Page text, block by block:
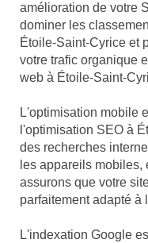
amélioration de votre
dominer les
Étoile-Saint-Cyrice et
votre trafic organique
web à Étoile-Saint-
L'optimisation mobile
l'optimisation SEO à
des recherches
les appareils
assurons que votre
parfaitement adapté à
L'indexation Google